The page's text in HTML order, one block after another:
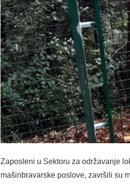
Zaposleni u Sektoru za održavanje
mašinbravarske poslove, završili su